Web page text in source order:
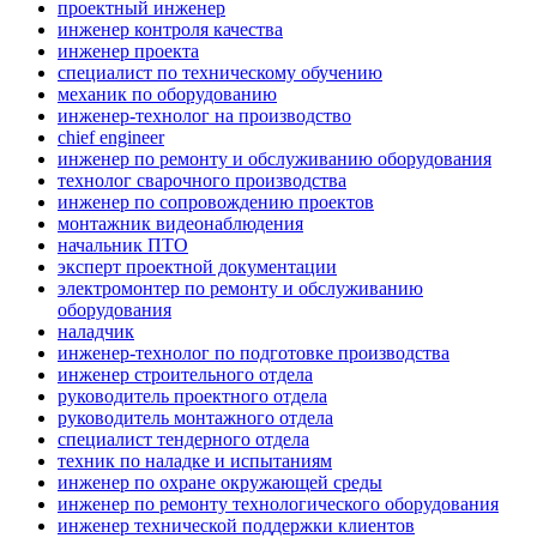
проектный инженер
инженер контроля качества
инженер проекта
специалист по техническому обучению
механик по оборудованию
инженер-технолог на производство
chief engineer
инженер по ремонту и обслуживанию оборудования
технолог сварочного производства
инженер по сопровождению проектов
монтажник видеонаблюдения
начальник ПТО
эксперт проектной документации
электромонтер по ремонту и обслуживанию
оборудования
наладчик
инженер-технолог по подготовке производства
инженер строительного отдела
руководитель проектного отдела
руководитель монтажного отдела
специалист тендерного отдела
техник по наладке и испытаниям
инженер по охране окружающей среды
инженер по ремонту технологического оборудования
инженер технической поддержки клиентов